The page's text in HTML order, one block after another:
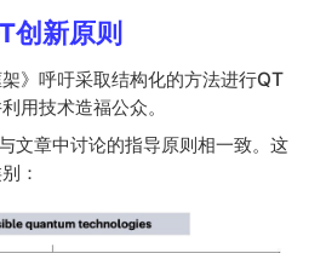
创新原则
架》呼吁采取结构化的方法进行QT
用技术造福公众。
文章中讨论的指导原则相一致。这
：